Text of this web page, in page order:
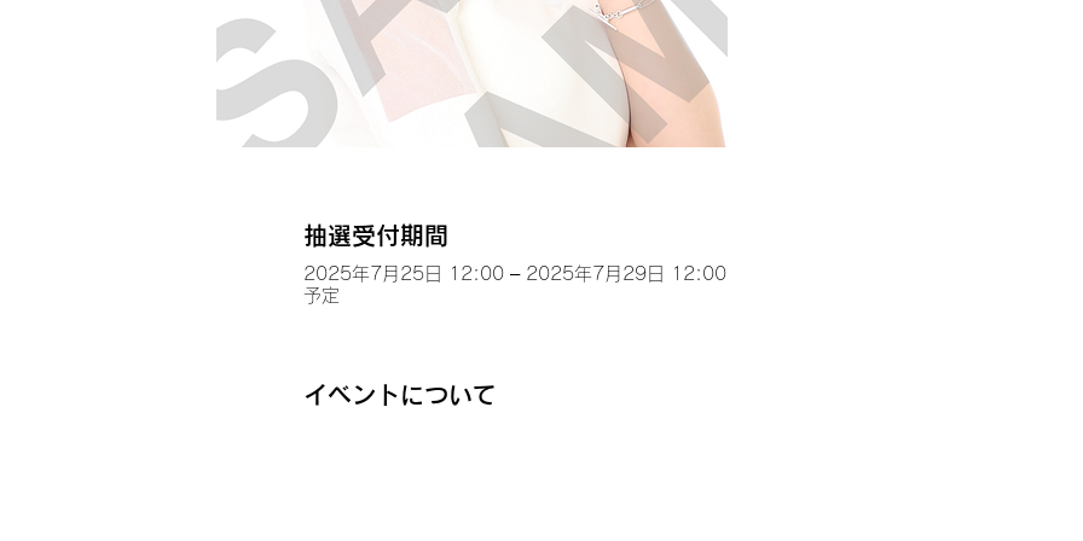
抽選受付期間
2025年7月25日 12:00 – 2025年7月29日 12:00
予定
イベントについて